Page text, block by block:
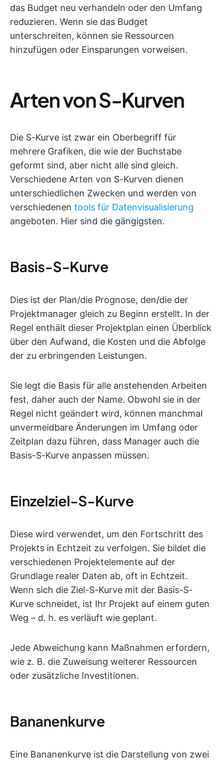
das Budget neu verhandeln oder den Umfang
reduzieren. Wenn sie das Budget
unterschreiten, können sie Ressourcen
hinzufügen oder Einsparungen vorweisen.
Arten von S-Kurven
Die S-Kurve ist zwar ein Oberbegriff für
mehrere Grafiken, die wie der Buchstabe
geformt sind, aber nicht alle sind gleich.
Verschiedene Arten von S-Kurven dienen
unterschiedlichen Zwecken und werden von
verschiedenen tools für Datenvisualisierung
angeboten. Hier sind die gängigsten.
Basis-S-Kurve
Dies ist der Plan/die Prognose, den/die der
Projektmanager gleich zu Beginn erstellt. In der
Regel enthält dieser Projektplan einen Überblick
über den Aufwand, die Kosten und die Abfolge
der zu erbringenden Leistungen.
Sie legt die Basis für alle anstehenden Arbeiten
fest, daher auch der Name. Obwohl sie in der
Regel nicht geändert wird, können manchmal
unvermeidbare Änderungen im Umfang oder
Zeitplan dazu führen, dass Manager auch die
Basis-S-Kurve anpassen müssen.
Einzelziel-S-Kurve
Diese wird verwendet, um den Fortschritt des
Projekts in Echtzeit zu verfolgen. Sie bildet die
verschiedenen Projektelemente auf der
Grundlage realer Daten ab, oft in Echtzeit.
Wenn sich die Ziel-S-Kurve mit der Basis-S-
Kurve schneidet, ist Ihr Projekt auf einem guten
Weg – d. h. es verläuft wie geplant.
Jede Abweichung kann Maßnahmen erfordern,
wie z. B. die Zuweisung weiterer Ressourcen
oder zusätzliche Investitionen.
Bananenkurve
Eine Bananenkurve ist die Darstellung von zwei